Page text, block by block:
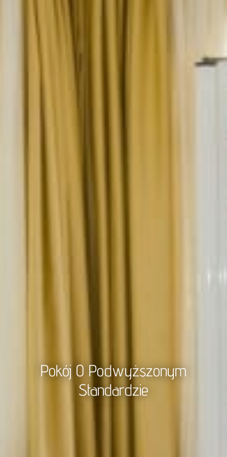
Pokój O Podwyższonym
Standardzie